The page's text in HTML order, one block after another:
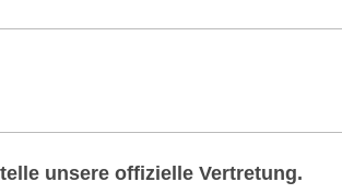
unsere offizielle Vertretung.